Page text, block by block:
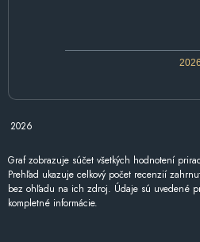
2026
2026
Graf zobrazuje súčet všetkých hodnotení
Prehľad ukazuje celkový počet recenzií
bez ohľadu na ich zdroj. Údaje sú uvedené
kompletné informácie.